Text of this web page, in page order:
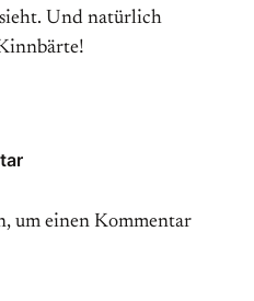
Und natürlich
um einen Kommentar